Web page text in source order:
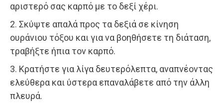
αριστερό σας καρπό με το δεξί χέρι.
2. Σκύψτε απαλά προς τα δεξιά σε κίνηση
ουράνιου τόξου και για να βοηθήσετε τη διάταση,
τραβήξτε ήπια τον καρπό.
3. Κρατήστε για λίγα δευτερόλεπτα, αναπνέοντας
ελεύθερα και ύστερα επαναλάβετε από την άλλη
πλευρά.